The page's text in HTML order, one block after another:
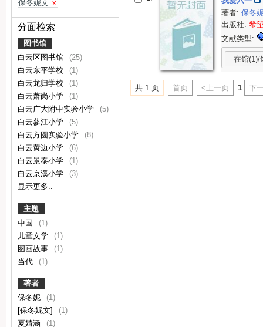
保冬妮文 x
分面检索
图书馆
白云区图书馆
(25)
白云东平学校
(1)
白云龙归学校
(1)
白云萧岗小学
(1)
白云广大附中实验小学
(5)
白云蓼江小学
(5)
白云方圆实验小学
(8)
白云黄边小学
(6)
白云景泰小学
(1)
白云京溪小学
(3)
显示更多..
主题
中国
(1)
儿童文学
(1)
图画故事
(1)
当代
(1)
著者
保冬妮
(1)
[保冬妮文]
(1)
夏婧涵
(1)
著者:保冬
出版社:希
文献类型:
在馆(1)/
共 1 页 首页 <上一页 1 下